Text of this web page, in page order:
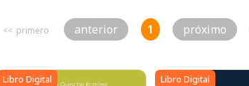
Anterior 1 Próximo
Libro Digital Libro Digital